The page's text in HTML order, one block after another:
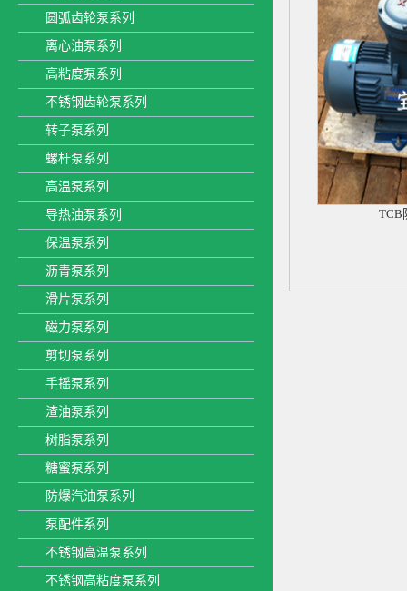
圆弧齿轮泵系列
离心油泵系列
高粘度泵系列
不锈钢齿轮泵系列
转子泵系列
螺杆泵系列
高温泵系列
导热油泵系列
保温泵系列
沥青泵系列
滑片泵系列
磁力泵系列
剪切泵系列
手摇泵系列
渣油泵系列
树脂泵系列
糖蜜泵系列
防爆汽油泵系列
泵配件系列
不锈钢高温泵系列
不锈钢高粘度泵系列
TCB